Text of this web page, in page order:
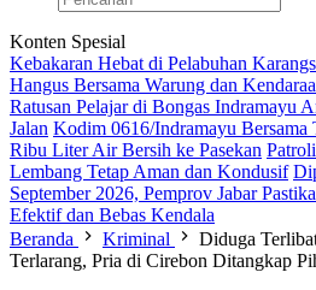
Konten Spesial
Kebakaran Hebat di Pelabuhan
Hangus Bersama Warung dan
Ratusan Pelajar di Bongas Indramayu
Jalan Kodim 0616/Indramayu Bersama
Ribu Liter Air Bersih ke Pasekan
Lembang Tetap Aman dan Kondusif
September 2026, Pemprov Jabar
Efektif dan Bebas Kendala
Beranda
Kriminal
Diduga
Terlarang, Pria di Cirebon Ditangkap